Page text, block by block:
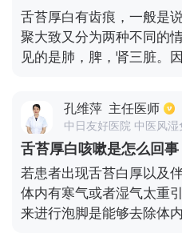
舌苔厚白有齿痕，一般是
聚大致又分为两种不同的
见的是肺，脾，肾三脏。
的情况，相对应的脏器也
能失调的话，就会出现咳
状。脾功能失调的话，可
的症状，但是大便并没有
话，还会出现四肢浮肿，
况。对于脏腑功能失调之
孔维萍 主任医师
中日友好医院 中医风湿
舌苔厚白咳嗽是怎么回事
若患者出现舌苔白厚以及
体内有寒气或者湿气太重
来进行泡脚是能够去除体